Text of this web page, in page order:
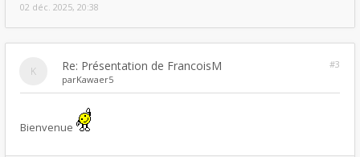
02 déc. 2025, 20:38
Re: Présentation de FrancoisM
#3
parKawaer5
Bienvenue